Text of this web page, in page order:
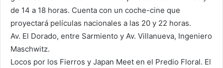
de 14 a 18 horas. Cuenta con un coche-cine que
proyectará películas nacionales a las 20 y 22 horas.
Av. El Dorado, entre Sarmiento y Av. Villanueva, Ingeniero
Maschwitz.
Locos por los Fierros y Japan Meet en el Predio Floral. El